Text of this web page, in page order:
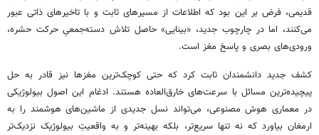
قدیمی، فرض بر این بود که اطلاعات از مسیرهای ثابت و با تاخیرهای ذاتی عبور
می‌کنند، اما در چارچوب جدید، «بینایی» حاصل تلاش دسته‌جمعیِ حرکت حشره،
ورودی‌های بصری و پاسخ مغز است.
کشف جدید دانشمندان ثابت کرد که حتی کوچک‌ترین مغزها نیز قادر به حل
پیچیده‌ترین مسائل با سرعت‌های خارق‌العاده هستند. ادغام این اصول بیولوژیکی
در معماری هوش مصنوعی، می‌تواند نسل جدیدی از ماشین‌های هوشمند را به
ارمغان بیاورد که نه تنها سریع‌تر، بلکه بهینه‌تر و به واقعیتِ بیولوژیک نزدیک‌تر